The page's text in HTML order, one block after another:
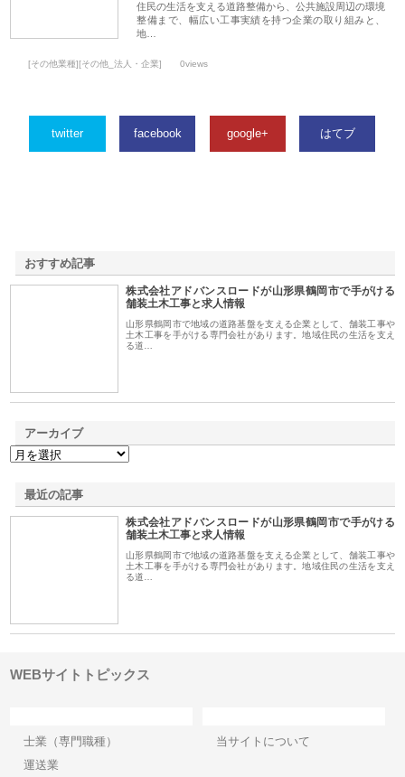
住民の生活を支える道路整備から、公共施設周辺の環境
整備まで、幅広い工事実績を持つ企業の取り組みと、
地…
[その他業種][その他_法人・企業] 0views
twitter facebook google+ はてブ
おすすめ記事
株式会社アドバンスロードが山形県鶴岡市で手がける
舗装土木工事と求人情報
山形県鶴岡市で地域の道路基盤を支える企業として、舗装工事や
土木工事を手がける専門会社があります。地域住民の生活を支え
る道…
アーカイブ
最近の記事
株式会社アドバンスロードが山形県鶴岡市で手がける
舗装土木工事と求人情報
山形県鶴岡市で地域の道路基盤を支える企業として、舗装工事や
土木工事を手がける専門会社があります。地域住民の生活を支え
る道…
WEBサイトトピックス
士業（専門職種）
運送業
当サイトについて